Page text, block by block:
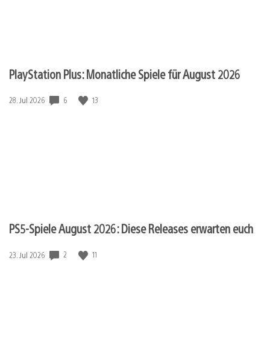
PlayStation Plus: Monatliche Spiele für August 2026
Veröffentlichungsdatum:
28. Jul 2026 6 13
PS5-Spiele August 2026: Diese Releases erwarten euch
Veröffentlichungsdatum:
23. Jul 2026 2 11